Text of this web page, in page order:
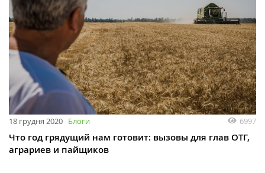
18 грудня 2020 Блоги 6997
Что год грядущий нам готовит: вызовы для глав ОТГ,
аграриев и пайщиков